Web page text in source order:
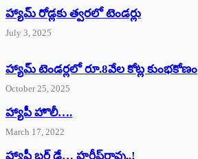
హ్యామ్‌ రోడ్లకు త్వరలో టెండర్లు
July 3, 2025
హ్యామ్‌ ‌టెండర్లలో రూ.8వేల కోట్ల కుంభకోణం
October 25, 2025
హ్యాపీ హొలీ….
March 17, 2022
హ్యాపీ బర్త్ ‌డే… హరీష్‌రావు..!